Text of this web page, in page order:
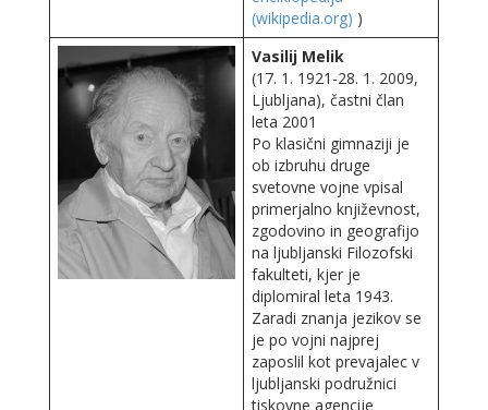
(wikipedia.org) )
Vasilij Melik
(17. 1. 1921-28. 1. 2009,
Ljubljana), častni član
leta 2001
Po klasični gimnaziji je
ob izbruhu druge
svetovne vojne vpisal
primerjalno književnost,
zgodovino in geografijo
na ljubljanski Filozofski
fakulteti, kjer je
diplomiral leta 1943.
Zaradi znanja jezikov se
je po vojni najprej
zaposlil kot prevajalec v
ljubljanski podružnici
tiskovne agencije